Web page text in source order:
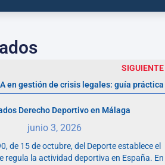
SIGUIENTE
en gestión de crisis legales: guía práctica
Derecho Deportivo en Málaga
junio 3, 2026
de 15 de octubre, del Deporte establece el
regula la actividad deportiva en España. En